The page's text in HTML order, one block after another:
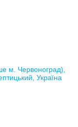
м. Червоноград),
Україна